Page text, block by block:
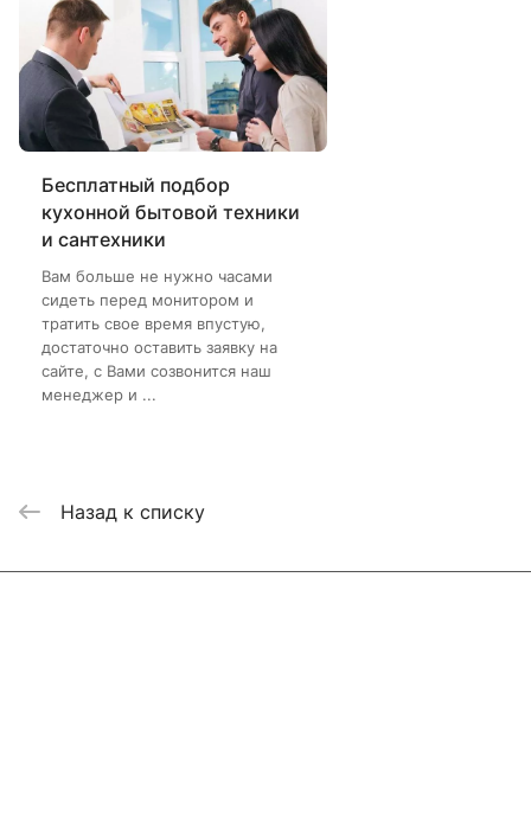
Бесплатный подбор
кухонной бытовой техники
и сантехники
Вам больше не нужно часами
сидеть перед монитором и
тратить свое время впустую,
достаточно оставить заявку на
сайте, с Вами созвонится наш
менеджер и ...
Назад к списку